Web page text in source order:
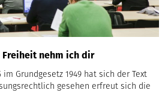
Freiheit nehm ich dir
Grundgesetz 1949 hat sich der Text
gesehen erfreut sich die